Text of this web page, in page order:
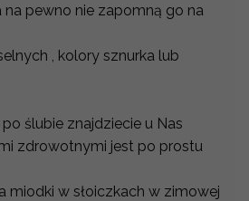
pewno nie zapomną go na
, kolory sznurka lub
ślubie znajdziecie u Nas
zdrowotnymi jest po prostu
miodki w słoiczkach w zimowej